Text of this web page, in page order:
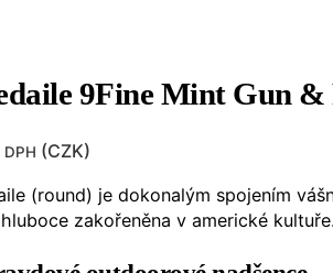
9Fine Mint Gun &
(CZK)
(round) je dokonalým spojením
zakořeněna v americké